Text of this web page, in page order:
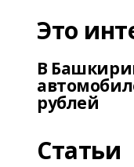
Это
В
рублей
Статьи